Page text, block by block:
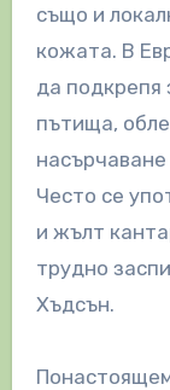
също и
кожата. В
да подкрепя
пътища,
Често се
и жълт
трудно
Хъдсън.